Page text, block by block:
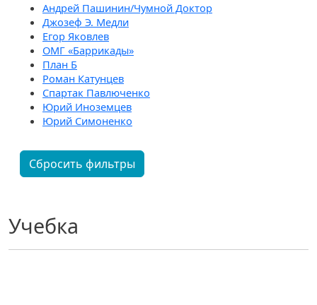
Учебка
Андрей Пашинин/Чумной Доктор
Джозеф Э. Медли
Егор Яковлев
ОМГ «Баррикады»
План Б
Роман Катунцев
Спартак Павлюченко
Юрий Иноземцев
Юрий Симоненко
Сбросить фильтры